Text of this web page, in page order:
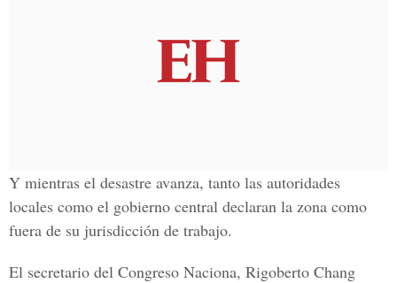
Y mientras el desastre avanza, tanto las autoridades
locales como el gobierno central declaran la zona como
fuera de su jurisdicción de trabajo.
El secretario del Congreso Naciona, Rigoberto Chang